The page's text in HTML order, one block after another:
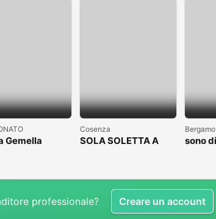
Gemella
Cosenza
SOLA SOLETTA A
Bergamo
sono
professionale? Creare un account